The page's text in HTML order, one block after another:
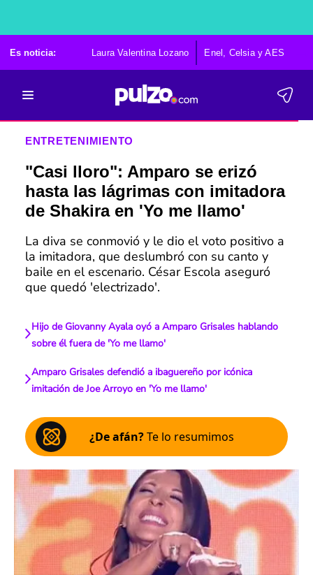
Es noticia: Laura Valentina Lozano Enel, Celsia y AES
ENTRETENIMIENTO
"Casi lloro": Amparo se erizó
hasta las lágrimas con imitadora
de Shakira en 'Yo me llamo'
La diva se conmovió y le dio el voto positivo a
la imitadora, que deslumbró con su canto y
baile en el escenario. César Escola aseguró
que quedó 'electrizado'.
Hijo de Giovanny Ayala oyó a Amparo Grisales hablando
sobre él fuera de 'Yo me llamo'
Amparo Grisales defendió a ibaguereño por icónica
imitación de Joe Arroyo en 'Yo me llamo'
¿De afán?Te lo resumimos